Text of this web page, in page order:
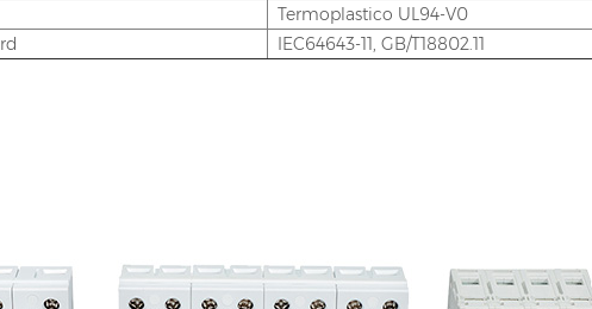
Termoplastico UL94-V0
IEC64643-11, GB/T18802.11